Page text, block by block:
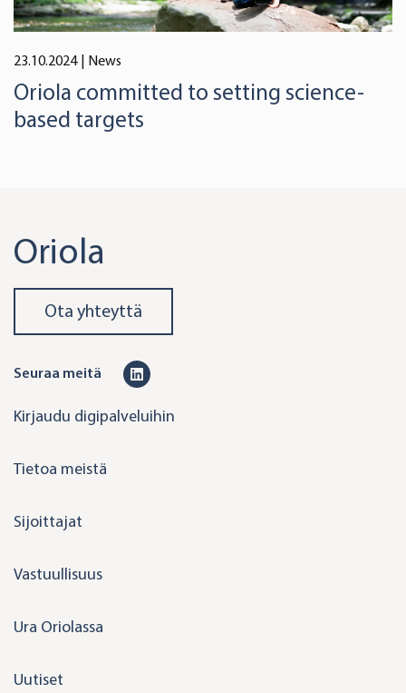
23.10.2024 | News
Oriola committed to setting science-
based targets
Oriola
Ota yhteyttä
Seuraa meitä
n
Kirjaudu digipalveluihin
Tietoa meistä
Sijoittajat
Vastuullisuus
Ura Oriolassa
Uutiset